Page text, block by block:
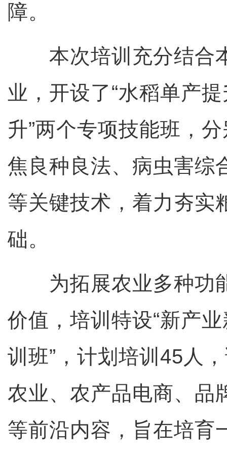
障。
本次培训充分结合
业，开设了“水稻单产
升”两个专项技能班，
焦良种良法、病虫害综
等关键技术，着力夯实
础。
为拓展农业多种功
价值，培训特设“新产
训班”，计划培训45人
农业、农产品电商、品
等前沿内容，旨在培育